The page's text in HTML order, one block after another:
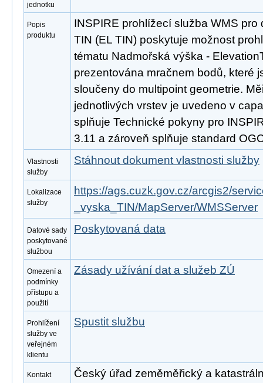
jednotku
Popis
produktu
INSPIRE prohlížecí služba WMS
TIN (EL TIN) poskytuje možnost
tématu Nadmořská výška -
prezentována mračnem bodů, které
sloučeny do multipoint geometrie.
jednotlivých vrstev je uvedeno v
splňuje Technické pokyny pro
3.11 a zároveň splňuje standard
Vlastnosti
služby
Stáhnout dokument vlastnosti služby
Lokalizace
služby
https://ags.cuzk.gov.cz/arcgis2/
_vyska_TIN/MapServer/WMSServer
Datové sady
poskytované
službou
Poskytovaná data
Omezení a
podmínky
přístupu a
použití
Zásady užívání dat a služeb ZÚ
Prohlížení
služby ve
veřejném
klientu
Spustit službu
Kontakt
Český úřad zeměměřický a